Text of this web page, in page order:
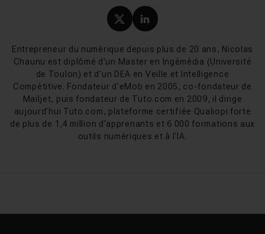
Profil X (twitter) de
Profil LinkedIn de
Entrepreneur du numérique depuis plus de 20 ans, Nicolas
Chaunu est diplômé d'un Master en Ingémédia (Université
de Toulon) et d'un DEA en Veille et Intelligence
Compétitive. Fondateur d'eMob en 2005, co-fondateur de
Mailjet, puis fondateur de Tuto.com en 2009, il dirige
aujourd'hui Tuto.com, plateforme certifiée Qualiopi forte
de plus de 1,4 million d'apprenants et 6 000 formations aux
outils numériques et à l'IA.